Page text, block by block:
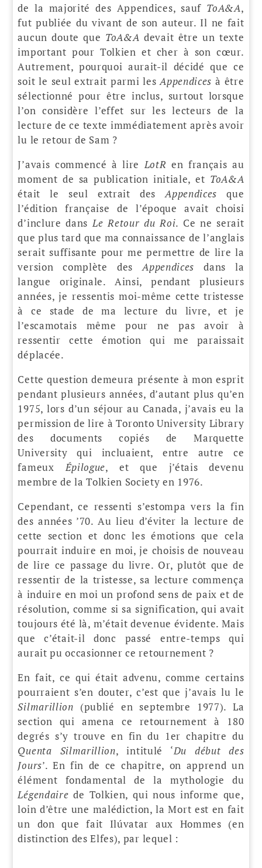
de la majorité des Appendices, sauf ToA&A,
fut publiée du vivant de son auteur. Il ne fait
aucun doute que ToA&A devait être un texte
important pour Tolkien et cher à son cœur.
Autrement, pourquoi aurait-il décidé que ce
soit le seul extrait parmi lesAppendices à être
sélectionné pour être inclus, surtout lorsque
l’on considère l’effet sur les lecteurs de la
lecture de ce texte immédiatement après avoir
lu le retour de Sam ?
J’avais commencé à lireLotR en français au
moment de sa publication initiale, et ToA&A
était le seul extrait desAppendices que
l’édition française de l’époque avait choisi
d’inclure dansLe Retour du Roi. Ce ne serait
que plus tard que ma connaissance de l’anglais
serait suffisante pour me permettre de lire la
version complète desAppendicesdans la
langue originale. Ainsi, pendant plusieurs
années, je ressentis moi-même cette tristesse
à ce stade de ma lecture du livre, et je
l’escamotais même pour ne pas avoir à
ressentir cette émotion qui me paraissait
déplacée.
Cette question demeura présente à mon esprit
pendant plusieurs années, d’autant plus qu’en
1975, lors d’un séjour au Canada, j’avais eu la
permission de lire à Toronto University Library
des documents copiés de Marquette
University qui incluaient, entre autre ce
fameuxÉpilogue, et que j’étais devenu
membre de la Tolkien Society en 1976.
Cependant, ce ressenti s’estompa vers la fin
des années ’70. Au lieu d’éviter la lecture de
cette section et donc les émotions que cela
pourrait induire en moi, je choisis de nouveau
de lire ce passage du livre. Or, plutôt que de
ressentir de la tristesse, sa lecture commença
à induire en moi un profond sens de paix et de
résolution, comme si sa signification, qui avait
toujours été là, m’était devenue évidente. Mais
que c’était-il donc passé entre-temps qui
aurait pu occasionner ce retournement ?
En fait, ce qui était advenu, comme certains
pourraient s’en douter, c’est que j’avais lu le
Silmarillion (publié en septembre 1977). La
section qui amena ce retournement à 180
degrés s’y trouve en fin du 1er chapitre du
Quenta Silmarillion, intitulé ‘Du début des
Jours’. En fin de ce chapitre, on apprend un
élément fondamental de la mythologie du
Légendaire de Tolkien, qui nous informe que,
loin d’être une malédiction, la Mort est en fait
un don que fait Ilúvatar aux Hommes (en
distinction des Elfes), par lequel :